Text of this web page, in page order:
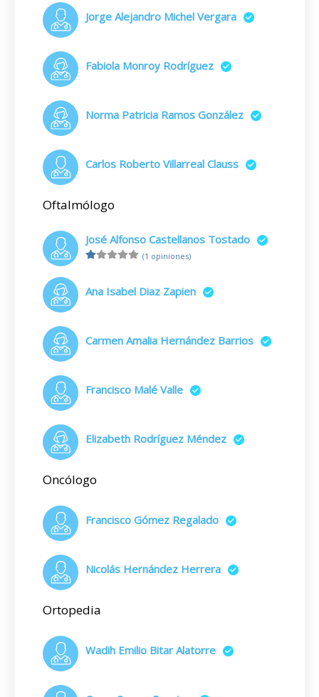
Jorge Alejandro Michel Vergara
Fabiola Monroy Rodríguez
Norma Patricia Ramos González
Carlos Roberto Villarreal Clauss
Oftalmólogo
José Alfonso Castellanos Tostado
(1 opiniones)
Ana Isabel Diaz Zapien
Carmen Amalia Hernández Barrios
Francisco Malé Valle
Elizabeth Rodríguez Méndez
Oncólogo
Francisco Gómez Regalado
Nicolás Hernández Herrera
Ortopedia
Wadih Emilio Bitar Alatorre